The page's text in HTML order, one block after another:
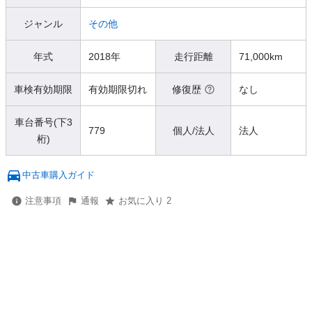
ジャンル その他
年式 2018年 走行距離 71,000km
車検有効期限 有効期限切れ 修復歴 なし
車台番号(下3
桁)
779 個人/法人 法人
中古車購入ガイド
注意事項 通報 お気に入り 2